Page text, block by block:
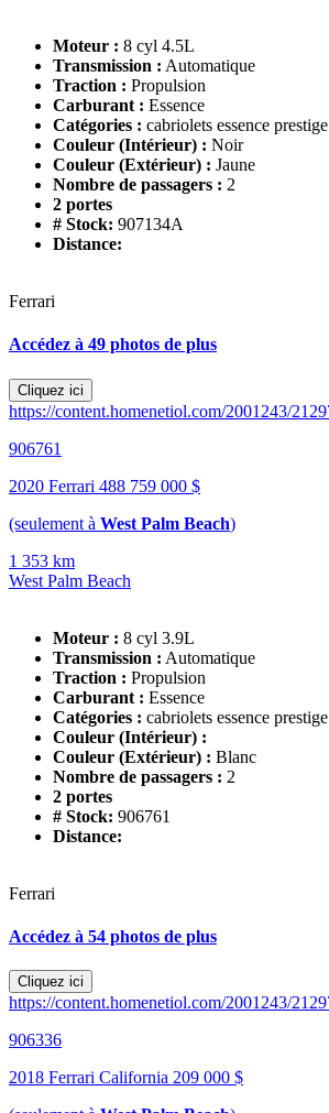
Moteur : 8 cyl 4.5L
Transmission : Automatique
Traction : Propulsion
Carburant : Essence
Catégories : cabriolets essence
Couleur (Intérieur) : Noir
Couleur (Extérieur) : Jaune
Nombre de passagers : 2
2 portes
# Stock: 907134A
Distance:
Ferrari
Accédez à 49 photos de plus
Cliquez ici
https://content.homenetiol.com/2001243/
906761
2020 Ferrari 488 759 000 $
(seulement à West Palm Beach)
1 353 km
West Palm Beach
Moteur : 8 cyl 3.9L
Transmission : Automatique
Traction : Propulsion
Carburant : Essence
Catégories : cabriolets essence
Couleur (Intérieur) :
Couleur (Extérieur) : Blanc
Nombre de passagers : 2
2 portes
# Stock: 906761
Distance:
Ferrari
Accédez à 54 photos de plus
Cliquez ici
https://content.homenetiol.com/2001243/
906336
2018 Ferrari California 209 000 $